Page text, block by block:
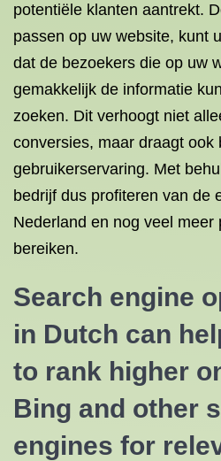
potentiële klanten aantrekt.
passen op uw website, kunt
dat de bezoekers die op uw
gemakkelijk de informatie
zoeken. Dit verhoogt niet
conversies, maar draagt ook
gebruikerservaring. Met
bedrijf dus profiteren van de
Nederland en nog veel meer
bereiken.
Search engine
in Dutch can
to rank higher
Bing and other
engines for